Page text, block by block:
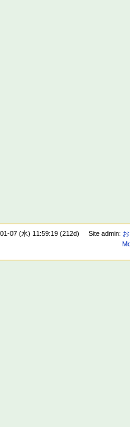
07 (水) 11:59:19 (212d) Site admin: